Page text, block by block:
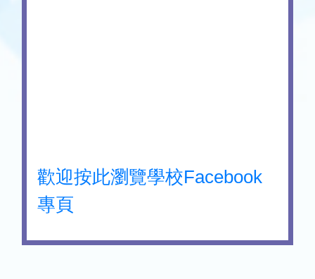
歡迎按此瀏覽學校Facebook
專頁